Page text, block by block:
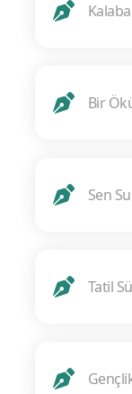
Bir
Sen
Tatil